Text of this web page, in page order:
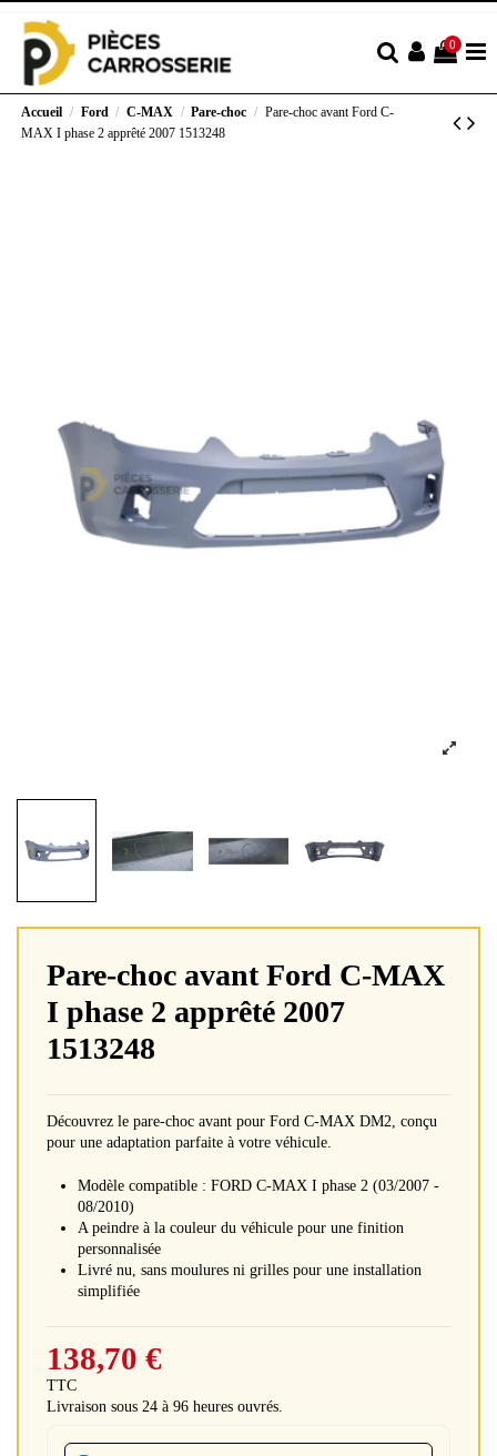
0
Accueil Ford C-MAX Pare-choc
Pare-choc avant Ford C-
MAX I phase 2 apprêté 2007 1513248
Pare-choc avant Ford C-MAX
I phase 2 apprêté 2007
1513248
Découvrez le pare-choc avant pour Ford C-MAX DM2, conçu
pour une adaptation parfaite à votre véhicule.
Modèle compatible : FORD C-MAX I phase 2 (03/2007 -
08/2010)
A peindre à la couleur du véhicule pour une finition
personnalisée
Livré nu, sans moulures ni grilles pour une installation
simplifiée
138,70 €
TTC
Livraison sous 24 à 96 heures ouvrés.